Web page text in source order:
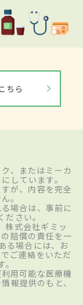
ちら
、またはミーカ
しています。
が、内容を完全
。
場合は、事前に
さい。
株式会社ギミッ
賠償の責任を一
る場合には、お
ご連絡をいただ
用可能な医療機
報提供のもと、